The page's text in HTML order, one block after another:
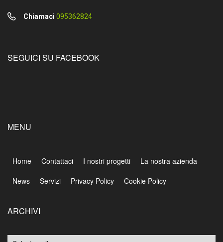
Chiamaci 095362824
SEGUICI SU FACEBOOK
MENU
Home Contattaci I nostri progetti
La nostra azienda
News
Servizi Privacy Policy Cookie Policy
ARCHIVI
Archivi